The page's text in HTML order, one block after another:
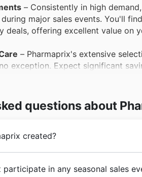
– Consistently in high
major sales events. You'll
deals, offering excellent value on
– Pharmaprix's extensive
exception. Expect significant
– Keeping your home running
These practical items are often
deals, ensuring access to
questions about
created?
was to create a convenient and
participate in any seasonal sales